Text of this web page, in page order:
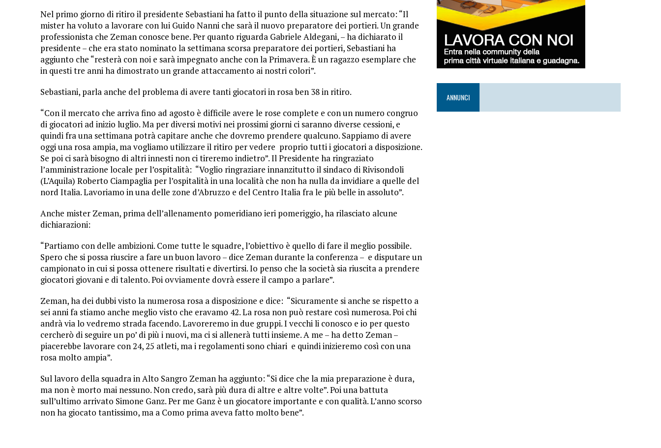
Nel primo giorno di ritiro il presidente Sebastiani ha fatto il punto della situazione sul mercato: “Il
mister ha voluto a lavorare con lui Guido Nanni che sarà il nuovo preparatore dei portieri. Un grande
professionista che Zeman conosce bene. Per quanto riguarda Gabriele Aldegani, – ha dichiarato il
presidente – che era stato nominato la settimana scorsa preparatore dei portieri, Sebastiani ha
aggiunto che “resterà con noi e sarà impegnato anche con la Primavera. È un ragazzo esemplare che
in questi tre anni ha dimostrato un grande attaccamento ai nostri colori”.
Sebastiani, parla anche del problema di avere tanti giocatori in rosa ben 38 in ritiro.
“Con il mercato che arriva fino ad agosto è difficile avere le rose complete e con un numero congruo
di giocatori ad inizio luglio. Ma per diversi motivi nei prossimi giorni ci saranno diverse cessioni, e
quindi fra una settimana potrà capitare anche che dovremo prendere qualcuno. Sappiamo di avere
oggi una rosa ampia, ma vogliamo utilizzare il ritiro per vedere proprio tutti i giocatori a disposizione.
Se poi ci sarà bisogno di altri innesti non ci tireremo indietro”. Il Presidente ha ringraziato
l’amministrazione locale per l’ospitalità: “Voglio ringraziare innanzitutto il sindaco di Rivisondoli
(L’Aquila) Roberto Ciampaglia per l’ospitalità in una località che non ha nulla da invidiare a quelle del
nord Italia. Lavoriamo in una delle zone d’Abruzzo e del Centro Italia fra le più belle in assoluto”.
Anche mister Zeman, prima dell’allenamento pomeridiano ieri pomeriggio, ha rilasciato alcune
dichiarazioni:
“Partiamo con delle ambizioni. Come tutte le squadre, l’obiettivo è quello di fare il meglio possibile.
Spero che si possa riuscire a fare un buon lavoro – dice Zeman durante la conferenza – e disputare un
campionato in cui si possa ottenere risultati e divertirsi. Io penso che la società sia riuscita a prendere
giocatori giovani e di talento. Poi ovviamente dovrà essere il campo a parlare”.
Zeman, ha dei dubbi visto la numerosa rosa a disposizione e dice: “Sicuramente si anche se rispetto a
sei anni fa stiamo anche meglio visto che eravamo 42. La rosa non può restare così numerosa. Poi chi
andrà via lo vedremo strada facendo. Lavoreremo in due gruppi. I vecchi li conosco e io per questo
cercherò di seguire un po’ di più i nuovi, ma ci si allenerà tutti insieme. A me – ha detto Zeman –
piacerebbe lavorare con 24, 25 atleti, ma i regolamenti sono chiari e quindi inizieremo così con una
rosa molto ampia”.
Sul lavoro della squadra in Alto Sangro Zeman ha aggiunto: “Si dice che la mia preparazione è dura,
ma non è morto mai nessuno. Non credo, sarà più dura di altre e altre volte”. Poi una battuta
sull’ultimo arrivato Simone Ganz. Per me Ganz è un giocatore importante e con qualità. L’anno scorso
non ha giocato tantissimo, ma a Como prima aveva fatto molto bene”.
ANNUNCI